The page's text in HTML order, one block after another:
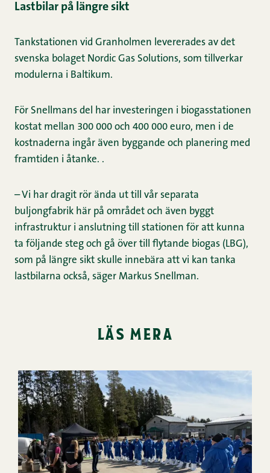
Lastbilar på längre sikt
Tankstationen vid Granholmen levererades av det
svenska bolaget Nordic Gas Solutions, som tillverkar
modulerna i Baltikum.
För Snellmans del har investeringen i biogasstationen
kostat mellan 300 000 och 400 000 euro, men i de
kostnaderna ingår även byggande och planering med
framtiden i åtanke. .
– Vi har dragit rör ända ut till vår separata
buljongfabrik här på området och även byggt
infrastruktur i anslutning till stationen för att kunna
ta följande steg och gå över till flytande biogas (LBG),
som på längre sikt skulle innebära att vi kan tanka
lastbilarna också, säger Markus Snellman.
läs mera